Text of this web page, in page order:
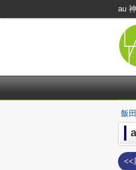
au
飯
<<